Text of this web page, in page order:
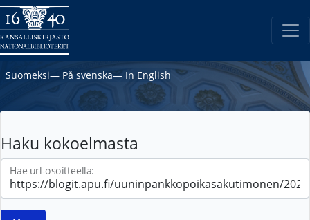
Suomeksi― På svenska― In English
Haku kokoelmasta
Hae url-osoitteella: